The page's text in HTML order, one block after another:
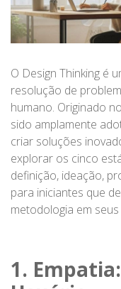
O Design Thinking é
resolução de
humano. Originado
sido amplamente
criar soluções
explorar os cinco
definição, ideação,
para iniciantes que
metodologia em
1.